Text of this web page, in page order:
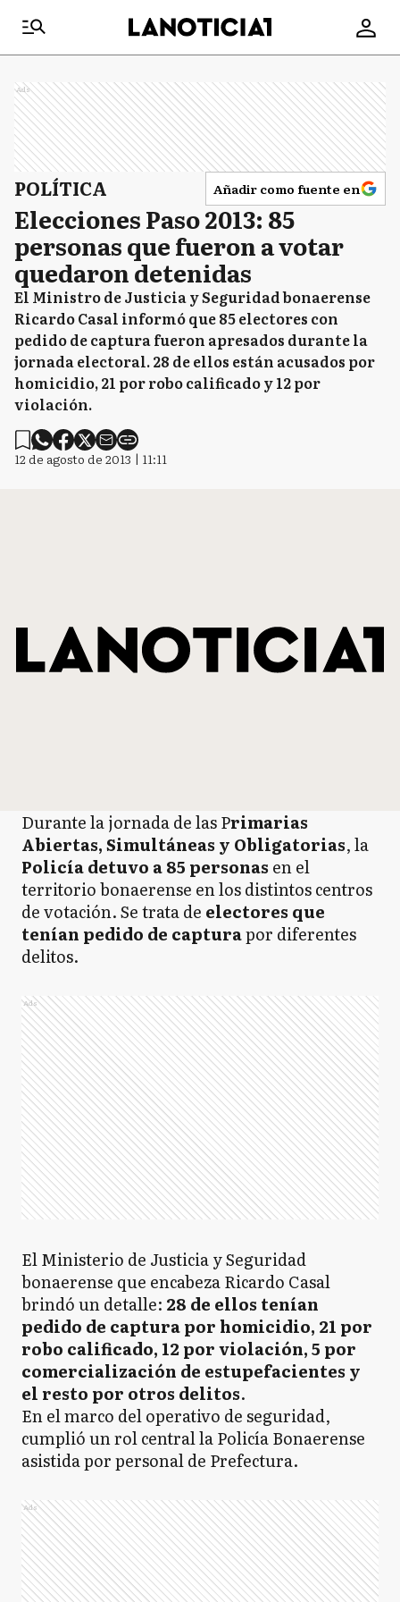
Ads
POLÍTICA Añadir como fuente en
Elecciones Paso 2013: 85
personas que fueron a votar
quedaron detenidas
El Ministro de Justicia y Seguridad bonaerense
Ricardo Casal informó que 85 electores con
pedido de captura fueron apresados durante la
jornada electoral. 28 de ellos están acusados por
homicidio, 21 por robo calificado y 12 por
violación.
12 de agosto de 2013 | 11:11
Durante la jornada de las Primarias
Abiertas, Simultáneas y Obligatorias, la
Policía detuvo a 85 personas en el
territorio bonaerense en los distintos centros
de votación. Se trata de electores que
tenían pedido de capturapor diferentes
delitos.
Ads
El Ministerio de Justicia y Seguridad
bonaerense que encabeza Ricardo Casal
brindó un detalle: 28 de ellos tenían
pedido de captura por homicidio, 21 por
robo calificado, 12 por violación, 5 por
comercialización de estupefacientes y
el resto por otros delitos.
En el marco del operativo de seguridad,
cumplió un rol central la Policía Bonaerense
asistida por personal de Prefectura.
Ads